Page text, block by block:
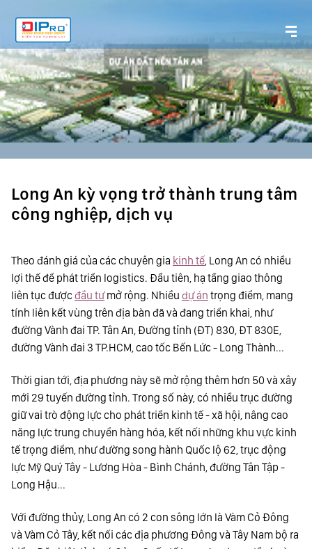
Long An kỳ vọng trở thành trung tâm
công nghiệp, dịch vụ
Theo đánh giá của các chuyên gia kinh tế, Long An có nhiều
lợi thế để phát triển logistics. Đầu tiên, hạ tầng giao thông
liên tục đượcđầu tưmở rộng. Nhiều dự án trọng điểm, mang
tính liên kết vùng trên địa bàn đã và đang triển khai, như
đường Vành đai TP. Tân An, Đường tỉnh (ĐT) 830, ĐT 830E,
đường Vành đai 3 TP.HCM, cao tốc Bến Lức - Long Thành...
Thời gian tới, địa phương này sẽ mở rộng thêm hơn 50 và xây
mới 29 tuyến đường tỉnh. Trong số này, có nhiều trục đường
giữ vai trò động lực cho phát triển kinh tế - xã hội, nâng cao
năng lực trung chuyển hàng hóa, kết nối những khu vực kinh
tế trọng điểm, như đường song hành Quốc lộ 62, trục động
lực Mỹ Quý Tây - Lương Hòa - Bình Chánh, đường Tân Tập -
Long Hậu...
Với đường thủy, Long An có 2 con sông lớn là Vàm Cỏ Đông
và Vàm Cỏ Tây, kết nối các địa phương Đông và Tây Nam bộ ra